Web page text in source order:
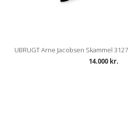
UBRUGT Arne Jacobsen Skammel
14.000 kr.